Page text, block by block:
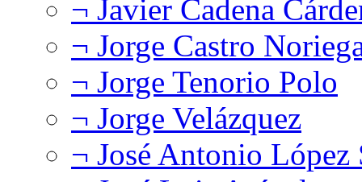
¬ Javier Cadena
¬ Jorge Castro
¬ Jorge Tenorio Polo
¬ Jorge Velázquez
¬ José Antonio López